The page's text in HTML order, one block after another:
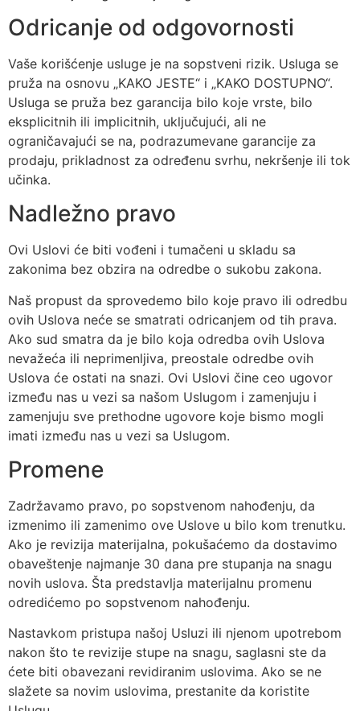
Odricanje od odgovornosti
Vaše korišćenje usluge je na sopstveni rizik. Usluga se
pruža na osnovu „KAKO JESTE“ i „KAKO DOSTUPNO“.
Usluga se pruža bez garancija bilo koje vrste, bilo
eksplicitnih ili implicitnih, uključujući, ali ne
ograničavajući se na, podrazumevane garancije za
prodaju, prikladnost za određenu svrhu, nekršenje ili tok
učinka.
Nadležno pravo
Ovi Uslovi će biti vođeni i tumačeni u skladu sa
zakonima bez obzira na odredbe o sukobu zakona.
Naš propust da sprovedemo bilo koje pravo ili odredbu
ovih Uslova neće se smatrati odricanjem od tih prava.
Ako sud smatra da je bilo koja odredba ovih Uslova
nevažeća ili neprimenljiva, preostale odredbe ovih
Uslova će ostati na snazi. Ovi Uslovi čine ceo ugovor
između nas u vezi sa našom Uslugom i zamenjuju i
zamenjuju sve prethodne ugovore koje bismo mogli
imati između nas u vezi sa Uslugom.
Promene
Zadržavamo pravo, po sopstvenom nahođenju, da
izmenimo ili zamenimo ove Uslove u bilo kom trenutku.
Ako je revizija materijalna, pokušaćemo da dostavimo
obaveštenje najmanje 30 dana pre stupanja na snagu
novih uslova. Šta predstavlja materijalnu promenu
odredićemo po sopstvenom nahođenju.
Nastavkom pristupa našoj Usluzi ili njenom upotrebom
nakon što te revizije stupe na snagu, saglasni ste da
ćete biti obavezani revidiranim uslovima. Ako se ne
slažete sa novim uslovima, prestanite da koristite